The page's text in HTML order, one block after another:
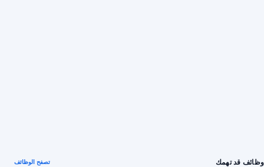
وظائف قد تهمك تصفح الوظائف